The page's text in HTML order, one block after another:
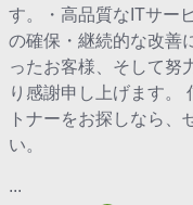
す。・高品質なITサー
の確保・継続的な改善
ったお客様、そして努
り感謝申し上げます。
トナーをお探しなら、
い。
...